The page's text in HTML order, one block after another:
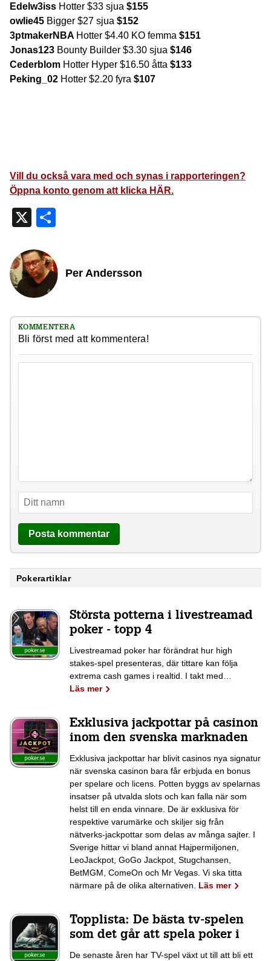
Edelw3iss Hotter $33 sjua $155
owlie45 Bigger $27 sjua $152
3ptmakerNBA Hotter $4.40 KO femma $151
Jonas123 Bounty Builder $3.30 sjua $146
Cederblom Hotter Hyper $16.50 åtta $133
Peking_02 Hotter $2.20 fyra $107
Vill du också vara med och synas i rapporteringen?
Öppna konto genom att klicka HÄR.
X
Per Andersson
KOMMENTERA
Bli först med att kommentera!
Pokerartiklar
Största potterna i livestreamad
poker - topp 4
Livestreamad poker har förändrat hur high
stakes-spel presenteras, där tittare kan följa
extrema cash games i realtid. I takt med…
Läs mer
Exklusiva jackpottar på casinon
inom den svenska marknaden
Exklusiva jackpottar har blivit casinos nya signatur
när svenska casinon bara får erbjuda en bonus
per spelare och licens. Potten byggs av spelarnas
insatser på utvalda slots och kan falla när som
helst till en enda vinnare. De är exklusiva för
respektive varumärke och skiljer sig från
nätverks-jackpottar som delas av många sajter. I
Sverige hittar vi bland annat Hajpermiljonen,
LeoJackpot, GoGo Jackpot, Stugchansen,
BetMGM, ComeOn och Mr Vegas. Vi ska titta
närmare på de olika alternativen. Läs mer
Topplista: De bästa tv-spelen
som det går att spela poker i
De senaste åren har TV-spel växt ut till att bli ett